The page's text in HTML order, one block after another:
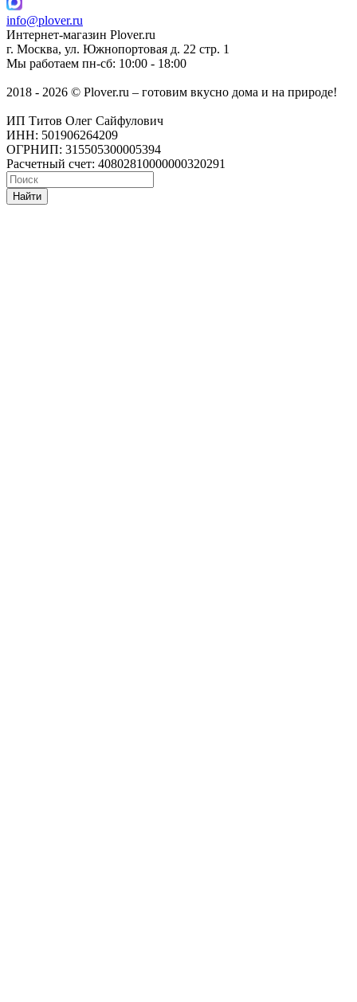
info@plover.ru
Интернет-магазин Plover.ru
г. Москва, ул. Южнопортовая д. 22 стр. 1
Мы работаем пн-сб: 10:00 - 18:00
2018 - 2026 © Plover.ru – готовим вкусно дома и на природе!
ИП Титов Олег Сайфулович
ИНН: 501906264209
ОГРНИП: 315505300005394
Расчетный счет: 40802810000000320291
Найти